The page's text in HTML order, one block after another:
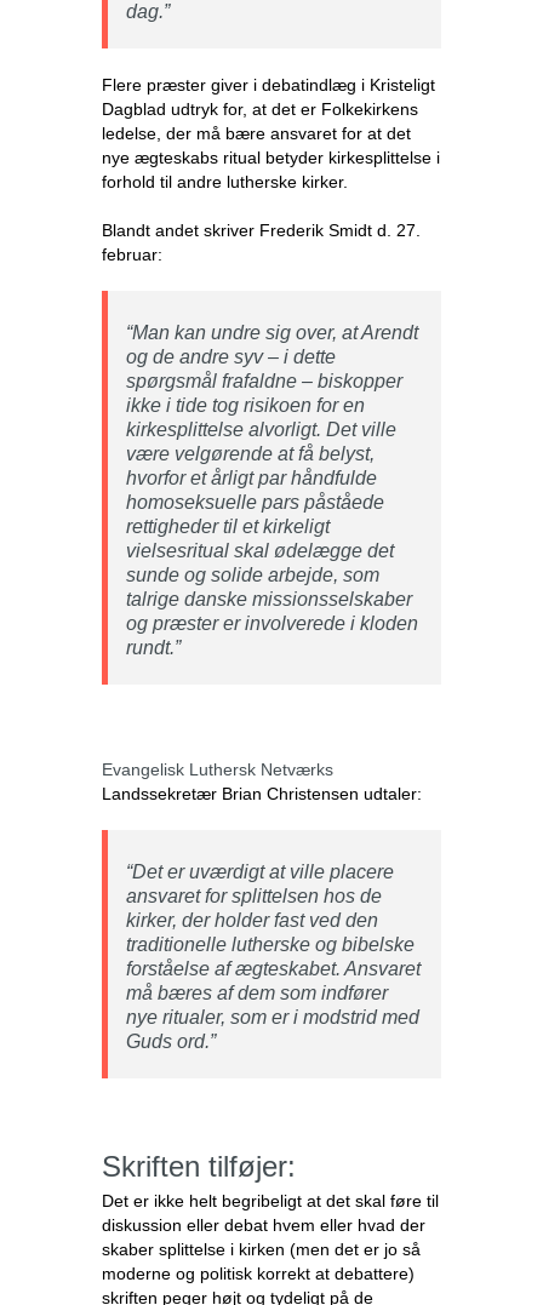
dag.”
Flere præster giver i debatindlæg i Kristeligt
Dagblad udtryk for, at det er Folkekirkens
ledelse, der må bære ansvaret for at det
nye ægteskabs ritual betyder kirkesplittelse i
forhold til andre lutherske kirker.
Blandt andet skriver Frederik Smidt d. 27.
februar:
“Man kan undre sig over, at Arendt
og de andre syv – i dette
spørgsmål frafaldne – biskopper
ikke i tide tog risikoen for en
kirkesplittelse alvorligt. Det ville
være velgørende at få belyst,
hvorfor et årligt par håndfulde
homoseksuelle pars påståede
rettigheder til et kirkeligt
vielsesritual skal ødelægge det
sunde og solide arbejde, som
talrige danske missionsselskaber
og præster er involverede i kloden
rundt.”
Evangelisk Luthersk Netværks
Landssekretær Brian Christensen udtaler:
“Det er uværdigt at ville placere
ansvaret for splittelsen hos de
kirker, der holder fast ved den
traditionelle lutherske og bibelske
forståelse af ægteskabet. Ansvaret
må bæres af dem som indfører
nye ritualer, som er i modstrid med
Guds ord.”
Skriften tilføjer:
Det er ikke helt begribeligt at det skal føre til
diskussion eller debat hvem eller hvad der
skaber splittelse i kirken (men det er jo så
moderne og politisk korrekt at debattere)
skriften peger højt og tydeligt på de